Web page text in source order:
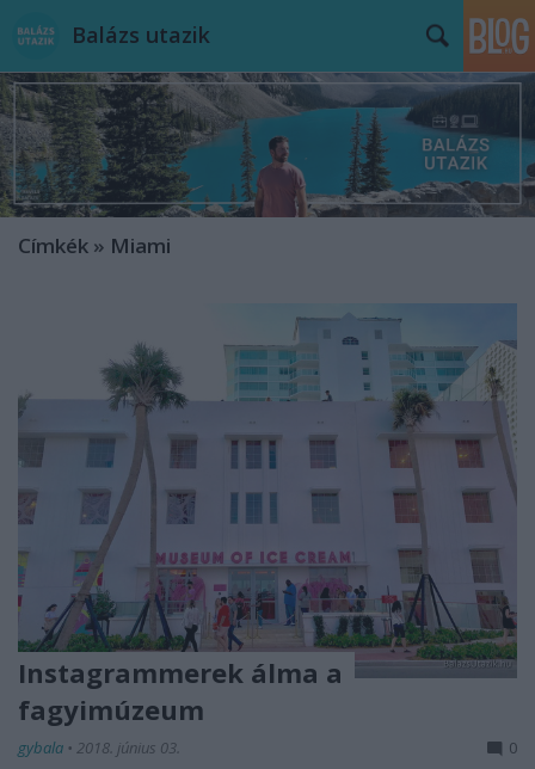
Balázs utazik
Címkék » Miami
Instagrammerek álma a
fagyimúzeum
gybala • 2018. június 03. 0